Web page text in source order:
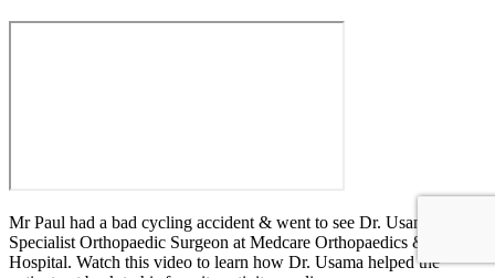
Mr Paul had a bad cycling accident & went to see Dr. Usama Saleh,
Specialist Orthopaedic Surgeon at Medcare Orthopaedics & Spine
Hospital. Watch this video to learn how Dr. Usama helped the